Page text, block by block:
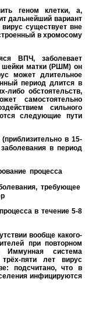
геном клетки, а,
дальнейший вариант
существует вне
в хромосому
ВПЧ, заболевает
шейки матки (РШМ) он
может длительное
период длится в
либо обстоятельств,
самостоятельно
сильного
следующие пути
в 15-
заболевания в период
процесса
требующее
в течение 5-8
вообще какого-
при повторном
система
пяти лет вирус
подсчитано, что в
инфицируются